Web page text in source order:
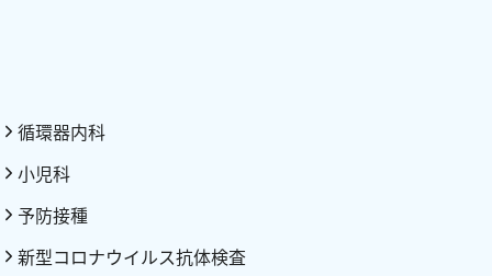
循環器内科
小児科
予防接種
新型コロナウイルス抗体検査